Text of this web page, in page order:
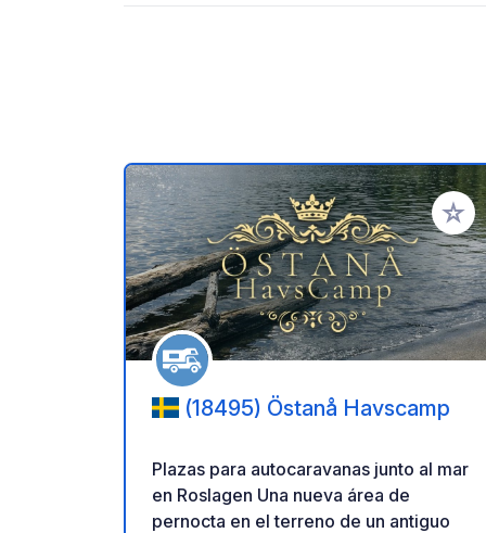
(18495) Östanå Havscamp
Plazas para autocaravanas junto al mar
en Roslagen Una nueva área de
pernocta en el terreno de un antiguo